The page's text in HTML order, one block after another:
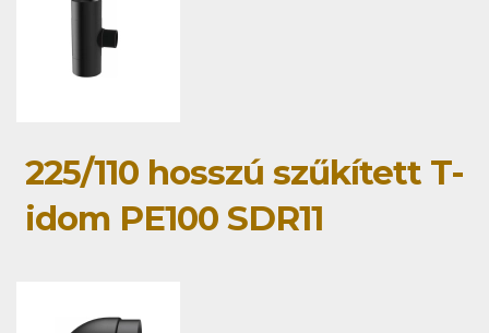
225/110 hosszú szűkített T-
idom PE100 SDR11